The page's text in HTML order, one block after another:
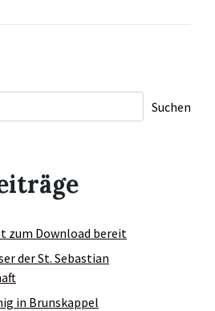
Suchen
zum Download bereit
der St. Sebastian
in Brunskappel